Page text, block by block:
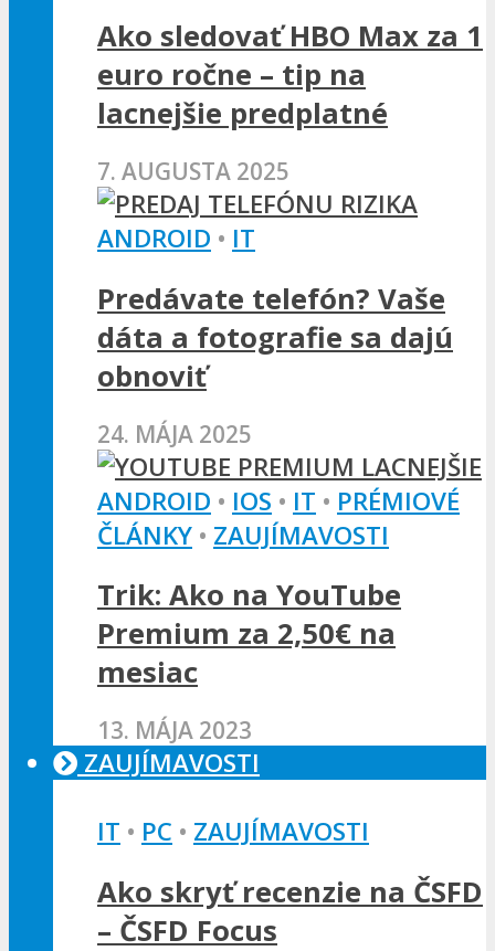
Ako sledovať HBO Max za 1
euro ročne – tip na
lacnejšie predplatné
7. AUGUSTA 2025
ANDROID • IT
Predávate telefón? Vaše
dáta a fotografie sa dajú
obnoviť
24. MÁJA 2025
ANDROID • IOS • IT • PRÉMIOVÉ
ČLÁNKY • ZAUJÍMAVOSTI
Trik: Ako na YouTube
Premium za 2,50€ na
mesiac
13. MÁJA 2023
ZAUJÍMAVOSTI
IT • PC • ZAUJÍMAVOSTI
Ako skryť recenzie na ČSFD
– ČSFD Focus